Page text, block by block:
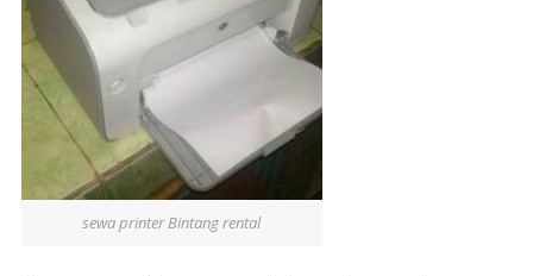
sewa printer Bintang rental